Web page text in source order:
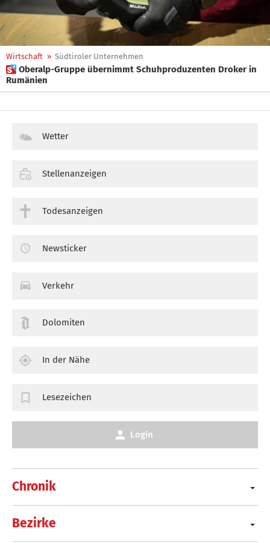
Wirtschaft » Südtiroler Unternehmen
 Oberalp-Gruppe übernimmt Schuhproduzenten Droker in
Rumänien
Chronik
Bezirke
Wetter
Stellenanzeigen
Todesanzeigen
Newsticker
Verkehr
Dolomiten
In der Nähe
Lesezeichen
Login